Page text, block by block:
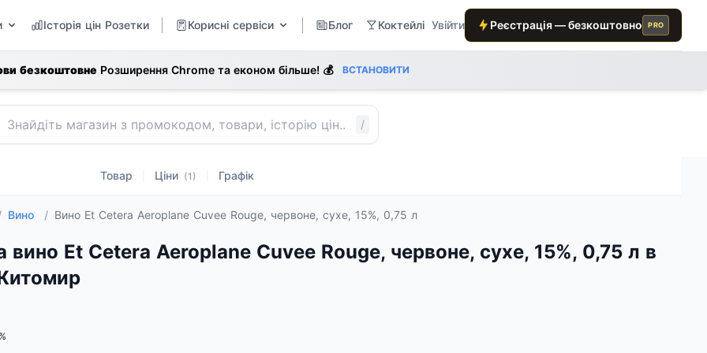
Історія цін Розетки Корисні сервіси Блог Коктейлі Увійти Реєстрація — безкоштовно PRO
безкоштовне Розширення Chrome та економ більше! 💰 ВСТАНОВИТИ
/
Товар Ціни (1) Графік
Вино / Вино Et Cetera Aeroplane Cuvee Rouge, червоне, сухе, 15%, 0,75 л
вино Et Cetera Aeroplane Cuvee Rouge, червоне, сухе, 15%, 0,75 л в